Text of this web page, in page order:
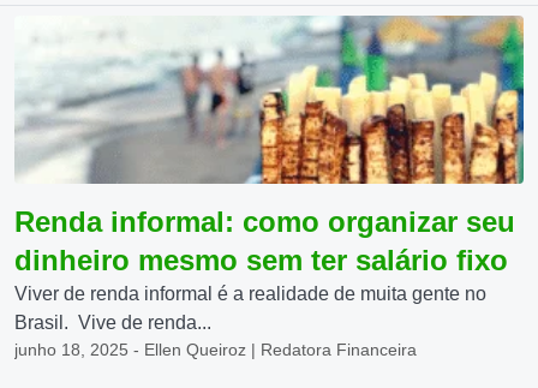
Renda informal: como organizar seu
dinheiro mesmo sem ter salário fixo
Viver de renda informal é a realidade de muita gente no
Brasil. Vive de renda...
junho 18, 2025 - Ellen Queiroz | Redatora Financeira